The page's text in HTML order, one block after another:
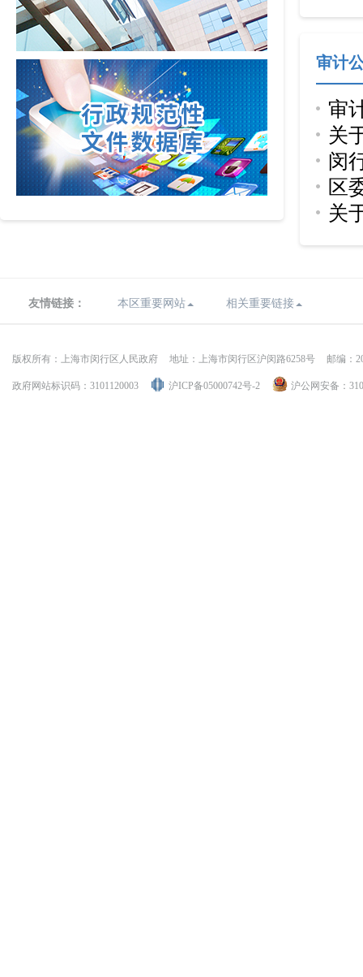
知
审计
审
关
情
闵
区
关
其
友情链接： 本区重要网站 相关重要链接
版权所有：上海市闵行区人民政府 地址：上海市闵行区沪闵路6258号 邮编：
政府网站标识码：3101120003 沪ICP备05000742号-2 沪公网安备：